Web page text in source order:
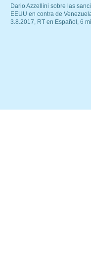
Dario Azzellini sobre las
EEUU en contra de
3.8.2017, RT en Español, 6